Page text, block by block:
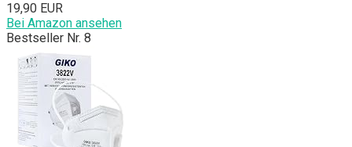
19,90 EUR
Bei Amazon ansehen
Bestseller Nr. 8